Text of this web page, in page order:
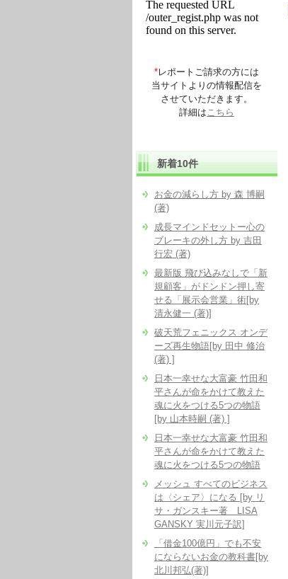
*レポートご請求の方には
当サイトよりの情報配信を
させていただきます。
詳細はこちら
新着10件
お金の減らし方 by 森 博嗣
(著)
成長マインドセットー心の
ブレーキの外し方 by 吉田
行宏 (著)
最新版 飛び込みなしで「新
規顧客」がドンドン押し寄
せる「展示会営業」術[by
清永健一 (著)]
破天荒フェニックス オンデ
ーズ再生物語[by 田中 修治
(著) ]
日本一幸せな大富豪 竹田和
平さんが命をかけて教えた
魂に火をつける5つの物語
[by 山本時嗣 (著) ]
日本一幸せな大富豪 竹田和
平さんが命をかけて教えた
魂に火をつける5つの物語
メッシュ すべてのビジネス
は〈シェア〉になる [by リ
サ・ガンスキー著 LISA
GANSKY 実川元子訳]
「借金100億円」でも不安
にならないお金の教科書[by
北川邦弘(著)]